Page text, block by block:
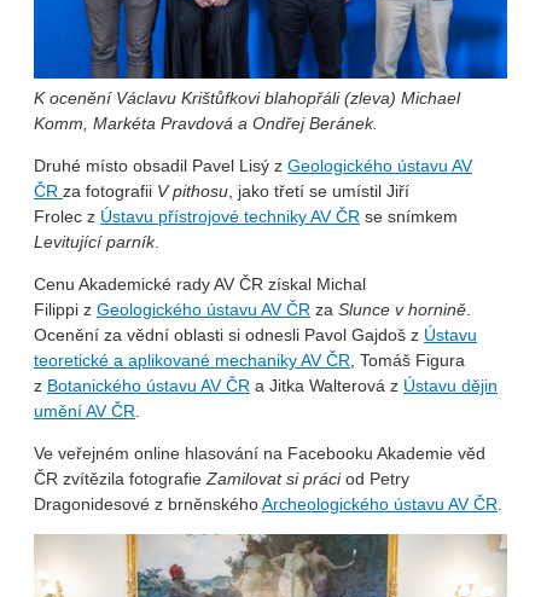
K ocenění Václavu Krištůfkovi blahopřáli (zleva) Michael
Komm, Markéta Pravdová a Ondřej Beránek.
Druhé místo obsadil Pavel Lisý z Geologického ústavu AV
ČR za fotografii V pithosu , jako třetí se umístil Jiří
Frolec z Ústavu přístrojové techniky AV ČR se snímkem
Levitující parník.
Cenu Akademické rady AV ČR získal Michal
Filippi z Geologického ústavu AV ČR za Slunce v hornině
Ocenění za vědní oblasti si odnesli Pavol Gajdoš z Ústavu
teoretické a aplikované mechaniky AV ČR , Tomáš Figura
z Botanického ústavu AV ČR a Jitka Walterová z Ústavu dějin
umění AV ČR
Ve veřejném online hlasování na Facebooku Akademie věd
ČR zvítězila fotografie Zamilovat si práciod Petry
Dragonidesové z brněnskéhoArcheologického ústavu AV ČR